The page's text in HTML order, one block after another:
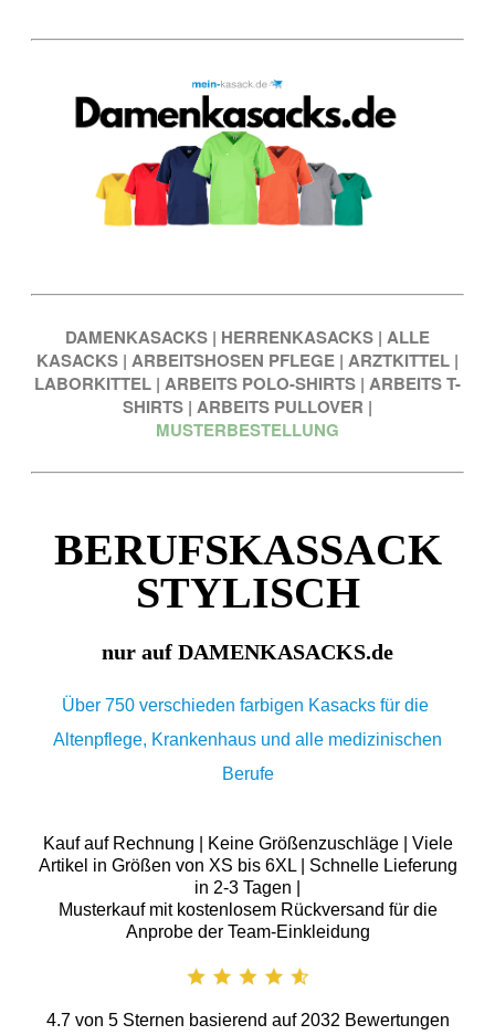
DAMENKASACKS | HERRENKASACKS | ALLE
KASACKS | ARBEITSHOSEN PFLEGE | ARZTKITTEL |
LABORKITTEL | ARBEITS POLO-SHIRTS | ARBEITS T-
SHIRTS | ARBEITS PULLOVER |
MUSTERBESTELLUNG
BERUFSKASSACK
STYLISCH
nur auf DAMENKASACKS.de
Über 750 verschieden farbigen Kasacks für die
Altenpflege, Krankenhaus und alle medizinischen
Berufe
Kauf auf Rechnung | Keine Größenzuschläge | Viele
Artikel in Größen von XS bis 6XL | Schnelle Lieferung
in 2-3 Tagen |
Musterkauf mit kostenlosem Rückversand für die
Anprobe der Team-Einkleidung
4.7von 5Sternen basierend auf 2032 Bewertungen